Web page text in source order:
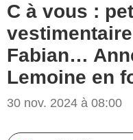
C à vous :
Fabian…
Lemoine en
30 nov. 2024 à 08:00